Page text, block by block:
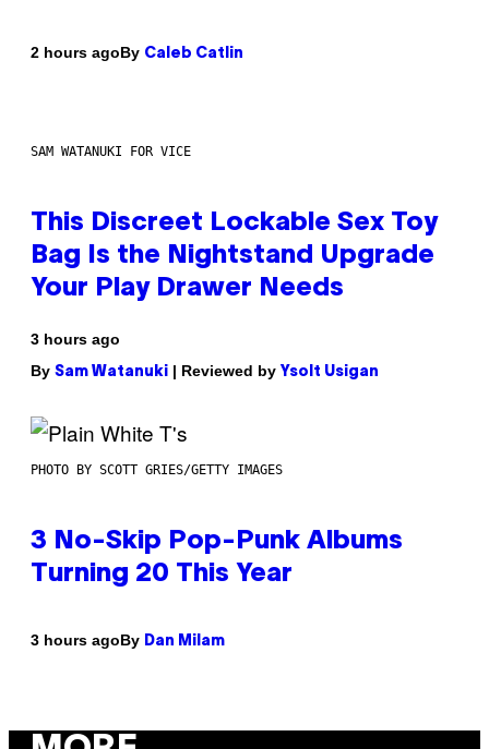
2 hours agoBy Caleb Catlin
SAM WATANUKI FOR VICE
This Discreet Lockable Sex Toy
Bag Is the Nightstand Upgrade
Your Play Drawer Needs
3 hours ago
By Sam Watanuki | Reviewed by Ysolt Usigan
PHOTO BY SCOTT GRIES/GETTY IMAGES
3 No-Skip Pop-Punk Albums
Turning 20 This Year
3 hours agoBy Dan Milam